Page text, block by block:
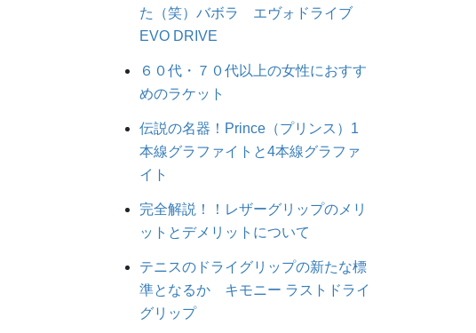
た（笑）バボラ エヴォドライブ
EVO DRIVE
６０代・７０代以上の女性におすす
めのラケット
伝説の名器！Prince（プリンス）1
本線グラファイトと4本線グラファ
イト
完全解説！！レザーグリップのメリ
ットとデメリットについて
テニスのドライグリップの新たな標
準となるか キモニー ラストドライ
グリップ